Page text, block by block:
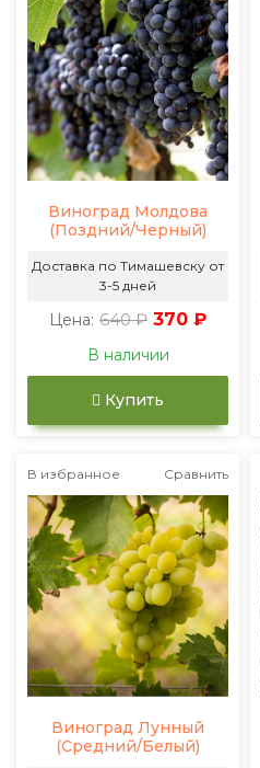
Виноград Молдова
(Поздний/Черный)
Доставка по Тимашевску от
3-5 дней
Цена: 640 ₽ 370 ₽
В наличии
Купить
В избранное Сравнить
Виноград Лунный
(Средний/Белый)